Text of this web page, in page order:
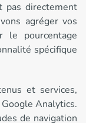
pas directement
agréger vos
le pourcentage
spécifique
et services,
Analytics.
de navigation